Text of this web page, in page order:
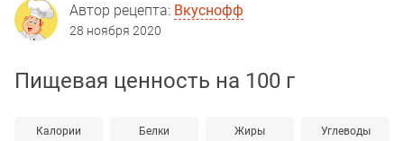
Автор рецепта: Вкуснофф
28 ноября 2020
Пищевая ценность на 100 г
Калории Белки Жиры Углеводы